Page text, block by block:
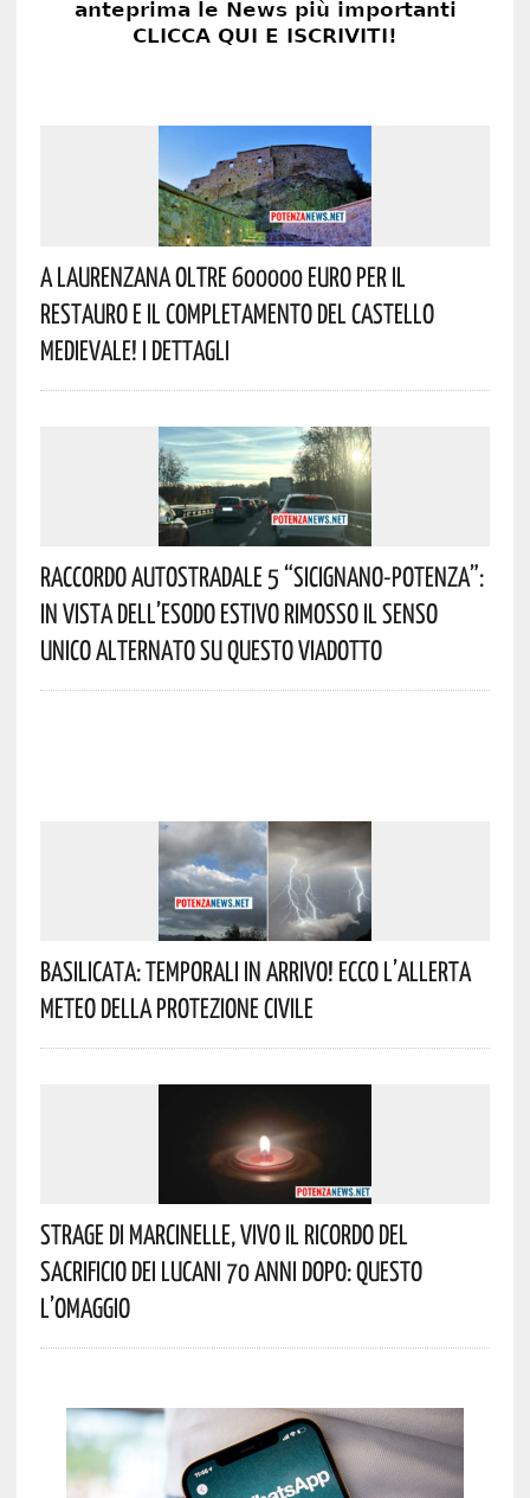
A Laurenzana Oltre 600000 Euro Per Il
Restauro E Il Completamento Del Castello
Medievale! I Dettagli
Raccordo Autostradale 5 “Sicignano-Potenza”:
In Vista Dell’esodo Estivo Rimosso Il Senso
Unico Alternato Su Questo Viadotto
Basilicata: Temporali In Arrivo! Ecco L’allerta
Meteo Della Protezione Civile
Strage Di Marcinelle, Vivo Il Ricordo Del
Sacrificio Dei Lucani 70 Anni Dopo: Questo
L’omaggio